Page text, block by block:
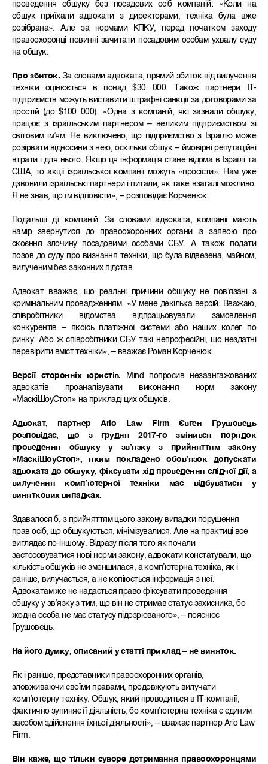
проведення обшуку без посадових осіб компаній: «Коли на
обшук приїхали адвокати з директорами, техніка була вже
розібрана». Але за нормами КПКУ, перед початком заходу
правоохоронці повинні зачитати посадовим особам ухвалу суду
на обшук.
Про збиток. За словами адвоката, прямий збиток від вилучення
техніки оцінюється в понад $30 000. Також партнери IT-
підприємств можуть виставити штрафні санкції за договорами за
простій (до $100 000). «Одна з компаній, які зазнали обшуку,
працює з ізраїльським партнером – великим підприємством зі
світовим ім’ям. Не виключено, що підприємство з Ізраїлю може
розірвати відносини з нею, оскільки обшук – ймовірні репутаційні
втрати і для нього. Якщо ця інформація стане відома в Ізраїлі та
США, то акції ізраїльської компанії можуть «просісти». Нам уже
дзвонили ізраїльські партнери і питали, як таке взагалі можливо.
Я не знав, що їм відповісти», – розповідає Корченюк.
Подальші дії компаній. За словами адвоката, компанії мають
намір звернутися до правоохоронних органи із заявою про
скоєння злочину посадовими особами СБУ. А також подати
позов до суду про визнання техніки, що була відвезена, майном,
вилученим без законних підстав.
Адвокат вважає, що реальні причини обшуку не пов’язані з
кримінальним провадженням. «У мене декілька версій. Вважаю,
співробітники відомства відпрацьовували замовлення
конкурентів – якоїсь платіжної системи або наших колег по
ринку. Або ж співробітники СБУ такі непрофесійні, що нездатні
перевірити вміст техніки», – вважає Роман Корченюк.
Версії сторонніх юристів. Mind попросив незаангажованих
адвокатів проаналізувати виконання норм закону
«МаскіШоуСтоп» на прикладі цих обшуків.
Адвокат, партнер Ario Law Firm Євген Грушовець
розповідає, що з грудня 2017-го змінився порядок
проведення обшуку у зв’язку з прийняттям закону
«МаскіШоуСтоп», яким покладено обов’язок допускати
адвоката до обшуку, фіксувати хід проведення слідчої дії, а
вилучення комп’ютерної техніки має відбуватися у
виняткових випадках.
Здавалося б, з прийняттям цього закону випадки порушення
прав осіб, що обшукуються, мінімізувалися. Але на практиці все
виглядає по-іншому. Відразу після того як почали
застосовуватися нові норми закону, адвокати констатували, що
кількість обшуків не зменшилася, а комп’ютерна техніка, як і
раніше, вилучається, а не копіюється інформація з неї.
Адвокатам же не надається право фіксувати проведення
обшуку у зв’язку з тим, що він не отримав статус захисника, бо
жодна особа не має статусу підозрюваного», – пояснює
Грушовець.
На його думку, описаний у статті приклад – не виняток.
Як і раніше, представники правоохоронних органів,
зловживаючи своїми правами, продовжують вилучати
комп’ютерну техніку. Обшук, який проводиться в ІТ-компанії,
фактично зупиняє її діяльність, бо комп’ютерна техніка є єдиним
засобом здійснення їхньої діяльності», – вважає партнер Ario Law
Firm.
Він каже, що тільки суворе дотримання правоохоронцями